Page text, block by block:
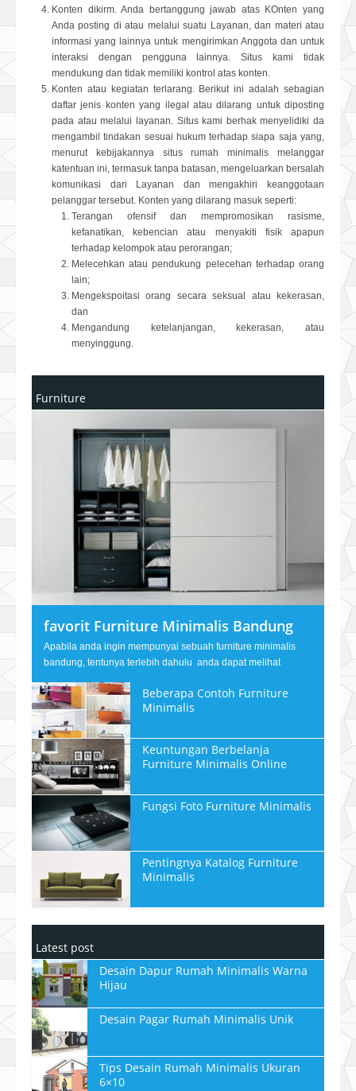
Konten dikirm. Anda bertanggung jawab atas KOnten yang
Anda posting di atau melalui suatu Layanan, dan materi atau
informasi yang lainnya untuk mengirimkan Anggota dan untuk
interaksi dengan pengguna lainnya. Situs kami tidak
mendukung dan tidak memiliki kontrol atas konten.
Konten atau kegiatan terlarang. Berikut ini adalah sebagian
daftar jenis konten yang ilegal atau dilarang untuk diposting
pada atau melalui layanan. Situs kami berhak menyelidiki da
mengambil tindakan sesuai hukum terhadap siapa saja yang,
menurut kebijakannya situs rumah minimalis melanggar
katentuan ini, termasuk tanpa batasan, mengeluarkan bersalah
komunikasi dari Layanan dan mengakhiri keanggotaan
pelanggar tersebut. Konten yang dilarang masuk seperti:
Terangan ofensif dan mempromosikan rasisme,
kefanatikan, kebencian atau menyakiti fisik apapun
terhadap kelompok atau perorangan;
Melecehkan atau pendukung pelecehan terhadap orang
lain;
Mengekspoitasi orang secara seksual atau kekerasan,
dan
Mengandung ketelanjangan, kekerasan, atau
menyinggung.
Furniture
favorit Furniture Minimalis Bandung
Apabila anda ingin mempunyai sebuah furniture minimalis
bandung, tentunya terlebih dahulu anda dapat melihat
Beberapa Contoh Furniture
Minimalis
Keuntungan Berbelanja
Furniture Minimalis Online
Fungsi Foto Furniture Minimalis
Pentingnya Katalog Furniture
Minimalis
Latest post
Desain Dapur Rumah Minimalis Warna
Hijau
Desain Pagar Rumah Minimalis Unik
Tips Desain Rumah Minimalis Ukuran
6×10